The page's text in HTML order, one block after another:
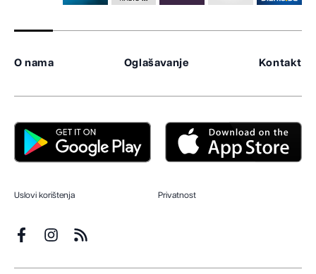
O nama Oglašavanje Kontakt
Uslovi korištenja Privatnost